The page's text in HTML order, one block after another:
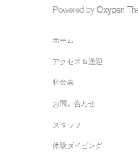
Powered byOxygen
ホーム
アクセス＆送迎
料金表
お問い合わせ
スタッフ
体験ダイビング